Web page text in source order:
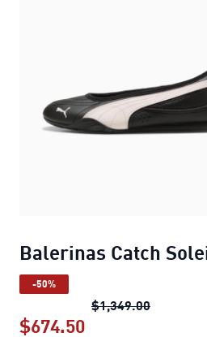
Balerinas Catch
-50%
$1,349.00
$674.50